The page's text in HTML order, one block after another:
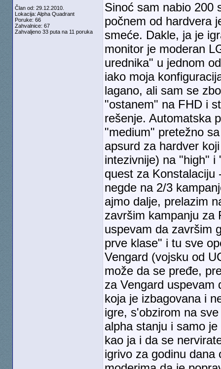
Član od: 29.12.2010.
Lokacija: Alpha Quadrant
Poruke: 66
Zahvalnice: 67
Zahvaljeno 33 puta na 11 poruka
Sinoć sam nabio 200
počnem od hardvera
smeće. Dakle, ja je
monitor je moderan
urednika" u jednom
iako moja
lagano, ali sam se
"ostanem" na FHD i
rešenje. Automatska
"medium" pretežno
apsurd za hardver
intezivnije) na "high" i
quest za Konstalaciju
negde na 2/3
ajmo dalje, prelazim
završim kampanju za
uspevam da završim
prve klase" i tu sve
Vengard (vojsku od
može da se pređe,
za Vengard uspevam
koja je izbagovana i
igre, s'obzirom na
alpha stanju i samo
kao ja i da se
igrivo za godinu